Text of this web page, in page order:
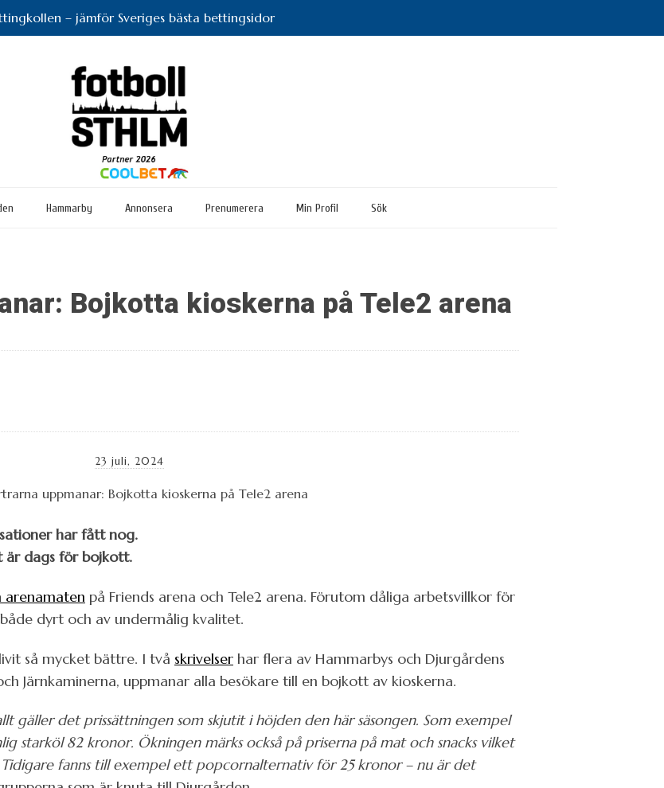
– jämför Sveriges bästa bettingsidor
Hammarby Annonsera Prenumerera Min Profil Sök
Bojkotta kioskerna på Tele2 arena
23 juli, 2024
har fått nog.
är dags för bojkott.
arenamaten på Friends arena och Tele2 arena. Förutom dåliga arbetsvillkor för
dyrt och av undermålig kvalitet.
så mycket bättre. I två skrivelser har flera av Hammarbys och Djurgårdens
Järnkaminerna, uppmanar alla besökare till en bojkott av kioskerna.
gäller det prissättningen som skjutit i höjden den här säsongen. Som exempel
starköl 82 kronor. Ökningen märks också på priserna på mat och snacks vilket
fanns till exempel ett popcornalternativ för 25 kronor – nu är det